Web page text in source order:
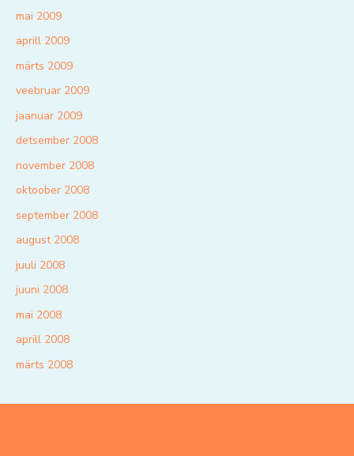
mai 2009
aprill 2009
märts 2009
veebruar 2009
jaanuar 2009
detsember 2008
november 2008
oktoober 2008
september 2008
august 2008
juuli 2008
juuni 2008
mai 2008
aprill 2008
märts 2008